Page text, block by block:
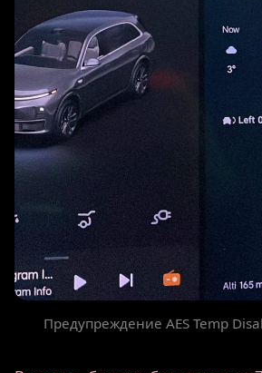
Предупреждение AES Temp